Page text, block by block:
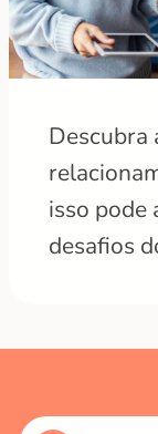
Descubra
isso pode
desafios